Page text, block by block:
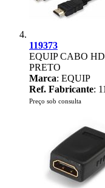
119373
EQUIP CABO
PRETO
Marca: EQUIP
Ref. Fabricante:
Preço sob consulta